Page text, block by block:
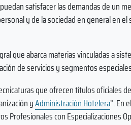
satisfacer las demandas de un
y de la sociedad en general en
que abarca materias vinculadas a
de servicios y segmentos
que ofrecen títulos oficiales
yAdministración Hotelera”. En
Profesionales con Especializaciones